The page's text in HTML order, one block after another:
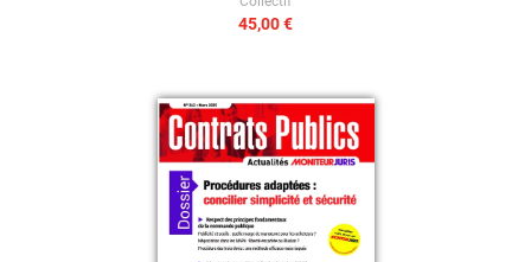
45,00 €